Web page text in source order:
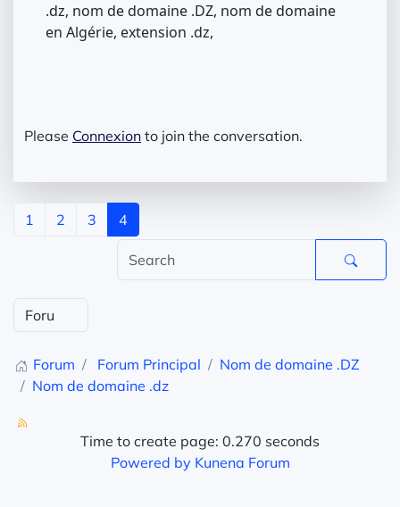
.dz, nom de domaine .DZ, nom de domaine
en Algérie, extension .dz,
Please Connexion to join the conversation.
1 2 3 4
Forum Forum Principal
Nom de domaine .DZ
Nom de domaine .dz
Time to create page: 0.270 seconds
Powered by Kunena Forum